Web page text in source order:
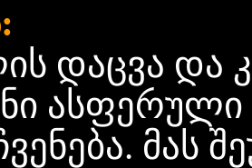
დაცვა და
ასფერული
მას